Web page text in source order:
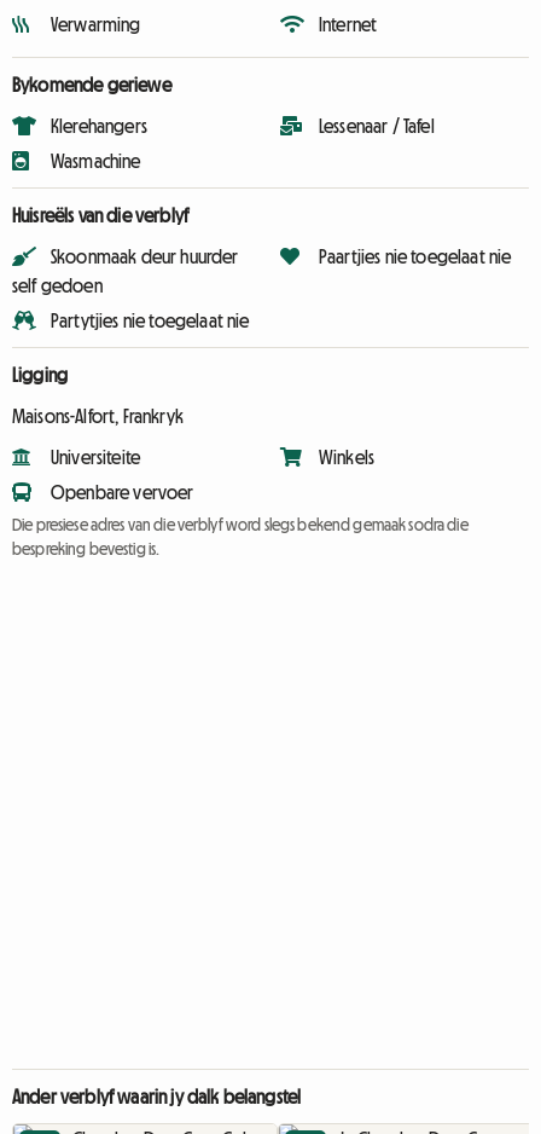
Verwarming
Internet
Bykomende geriewe
Klerehangers
Wasmachine
Lessenaar / Tafel
Huisreëls van die verblyf
Skoonmaak deur huurder
self gedoen
Partytjies nie toegelaat nie
Paartjies nie toegelaat nie
Ligging
Maisons-Alfort, Frankryk
Universiteite
Openbare vervoer
Winkels
Die presiese adres van die verblyf word slegs bekend gemaak sodra die
bespreking bevestig is.
Ander verblyf waarin jy dalk belangstel